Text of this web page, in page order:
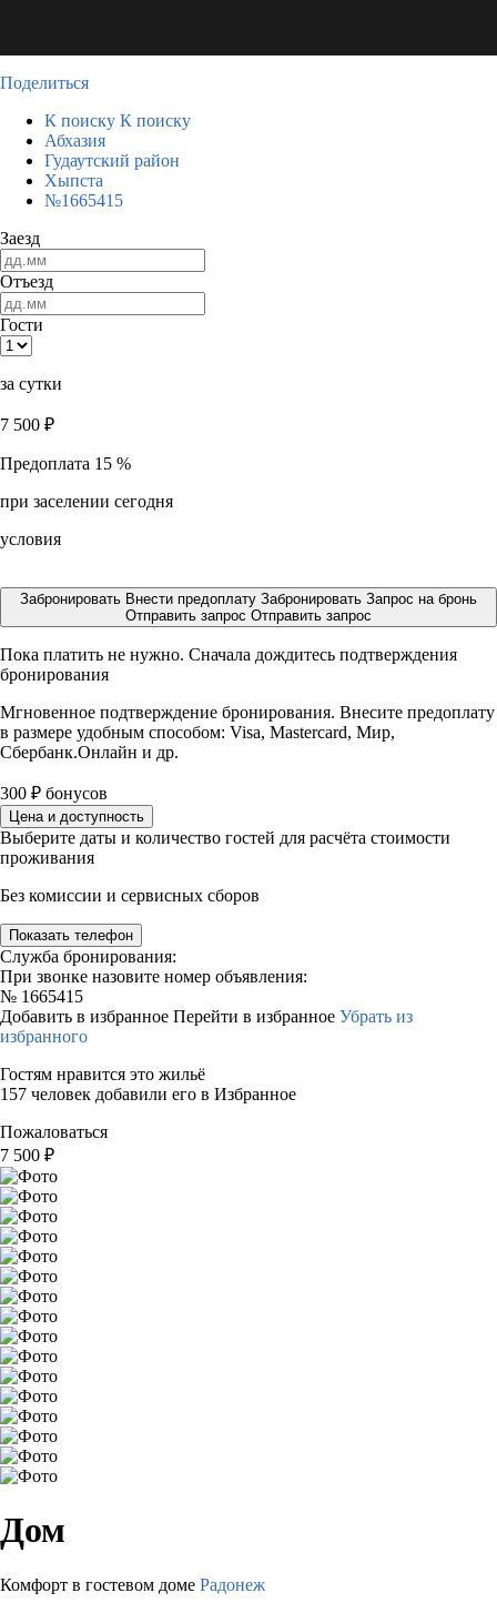
Поделиться
К поиску К поиску
Абхазия
Гудаутский район
Хыпста
№1665415
Заезд
Отъезд
Гости
за сутки
7 500 ₽
Предоплата 15 %
при заселении сегодня
условия
Забронировать Внести предоплату Забронировать Запрос на бронь
Отправить запрос Отправить запрос
Пока платить не нужно. Сначала дождитесь подтверждения
бронирования
Мгновенное подтверждение бронирования. Внесите предоплату
в размере удобным способом: Visa, Mastercard, Мир,
Сбербанк.Онлайн и др.
300 ₽ бонусов
Цена и доступность
Выберите даты и количество гостей для расчёта стоимости
проживания
Без комиссии и сервисных сборов
Показать телефон
Служба бронирования:
При звонке назовите номер объявления:
№ 1665415
Добавить в избранное Перейти в избранное Убрать из
избранного
Гостям нравится это жильё
157 человек добавили его в Избранное
Пожаловаться
7 500 ₽
Дом
Комфорт в гостевом доме Радонеж